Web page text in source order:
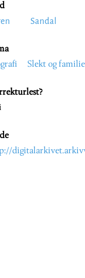
Sandal
Slekt og familie